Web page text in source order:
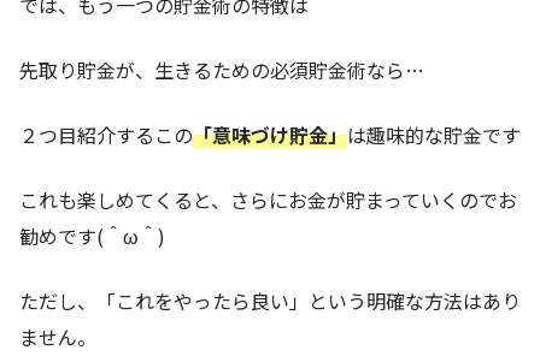
先取り貯金が、生きるための必須貯金術なら…
２つ目紹介するこの「意味づけ貯金」は趣味的な貯金です
これも楽しめてくると、さらにお金が貯まっていくのでお
勧めです(＾ω＾)
ただし、「これをやったら良い」という明確な方法はあり
ません。